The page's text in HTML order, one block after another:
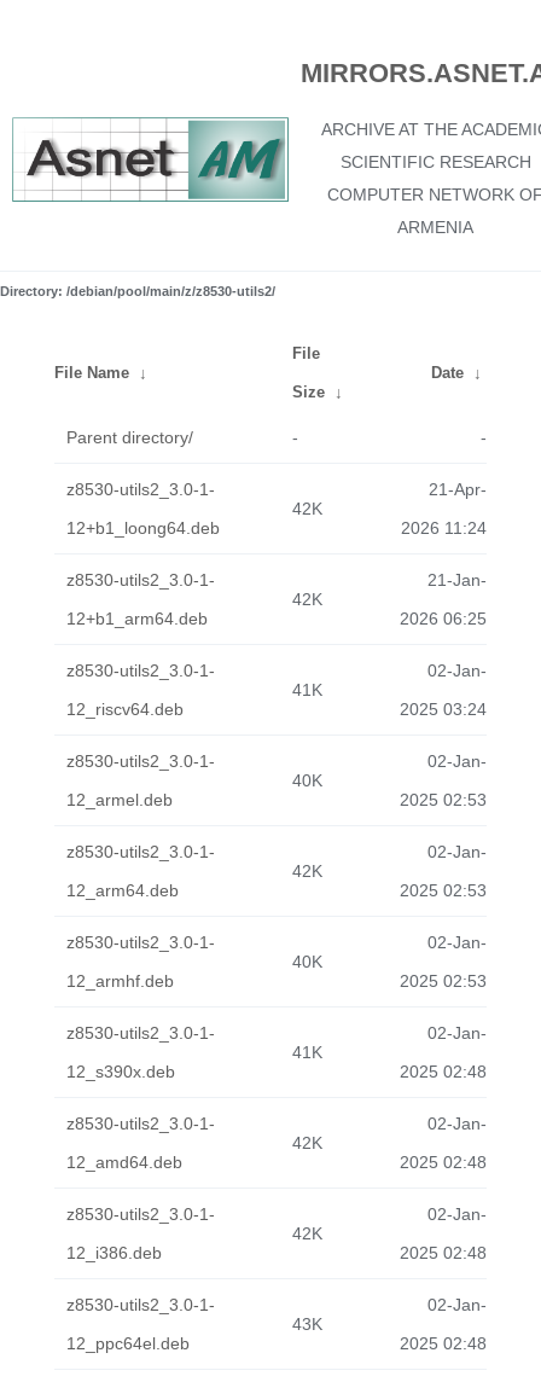
ARCHIVE AT THE
SCIENTIFIC RESEARCH
COMPUTER NETWORK
ARMENIA
Directory: /debian/pool/main/z/z8530-utils2/
File Name ↓
File
Size ↓
Date ↓
Parent directory/ - -
z8530-utils2_3.0-1-
12+b1_loong64.deb
42K
21-Apr-
2026 11:24
z8530-utils2_3.0-1-
12+b1_arm64.deb
42K
21-Jan-
2026 06:25
z8530-utils2_3.0-1-
12_riscv64.deb
41K
02-Jan-
2025 03:24
z8530-utils2_3.0-1-
12_armel.deb
40K
02-Jan-
2025 02:53
z8530-utils2_3.0-1-
12_arm64.deb
42K
02-Jan-
2025 02:53
z8530-utils2_3.0-1-
12_armhf.deb
40K
02-Jan-
2025 02:53
z8530-utils2_3.0-1-
12_s390x.deb
41K
02-Jan-
2025 02:48
z8530-utils2_3.0-1-
12_amd64.deb
42K
02-Jan-
2025 02:48
z8530-utils2_3.0-1-
12_i386.deb
42K
02-Jan-
2025 02:48
z8530-utils2_3.0-1-
12_ppc64el.deb
43K
02-Jan-
2025 02:48